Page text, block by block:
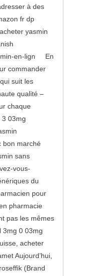
à des
fr dp
yasmin
en-lign En
commander
suit les
qualité –
chaque
03mg
bon marché
sans
vous-
du
pour
pharmacie
pas les mêmes
3mg 0 03mg
acheter
Aujourd’hui,
(Brand